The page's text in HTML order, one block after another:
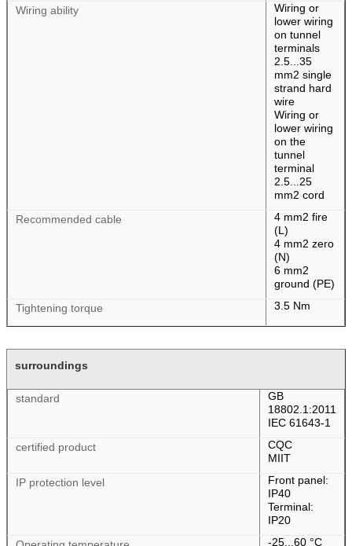
Wiring ability
Wiring or
lower wiring
on tunnel
terminals
2.5...35
mm2 single
strand hard
wire
Wiring or
lower wiring
on the
tunnel
terminal
2.5...25
mm2 cord
Recommended cable
4 mm2 fire
(L)
4 mm2 zero
(N)
6 mm2
ground (PE)
Tightening torque
3.5 Nm
surroundings
standard
GB
18802.1:2011
IEC 61643-1
certified product
CQC
MIIT
IP protection level
Front panel:
IP40
Terminal:
IP20
-25...60 °C